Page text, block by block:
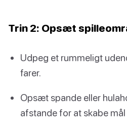
Trin 2: Opsæt
Udpeg et rummeligt
farer.
Opsæt spande eller
afstande for at skabe